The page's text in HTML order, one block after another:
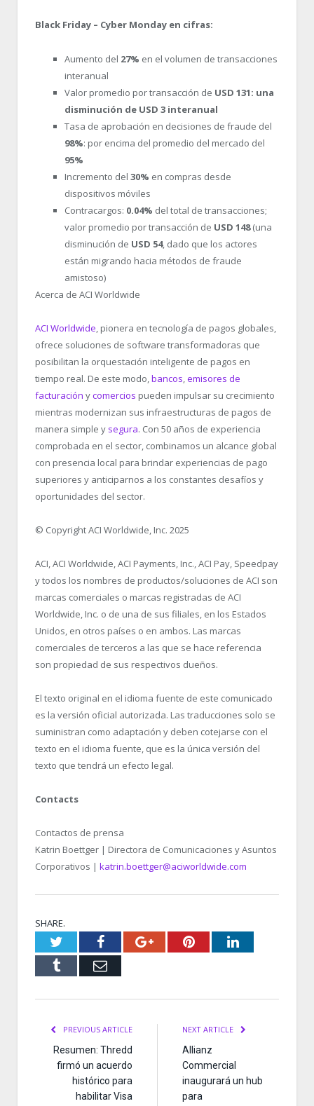
Black Friday – Cyber Monday en cifras:
Aumento del 27% en el volumen de transacciones
interanual
Valor promedio por transacción de USD 131: una
disminución de USD 3 interanual
Tasa de aprobación en decisiones de fraude del
98%: por encima del promedio del mercado del
95%
Incremento del 30% en compras desde
dispositivos móviles
Contracargos: 0.04% del total de transacciones;
valor promedio por transacción de USD 148(una
disminución de USD 54, dado que los actores
están migrando hacia métodos de fraude
amistoso)
Acerca de ACI Worldwide
ACI Worldwide, pionera en tecnología de pagos globales,
ofrece soluciones de software transformadoras que
posibilitan la orquestación inteligente de pagos en
tiempo real. De este modo,bancos,emisores de
facturación ycomercios pueden impulsar su crecimiento
mientras modernizan sus infraestructuras de pagos de
manera simple y segura. Con 50 años de experiencia
comprobada en el sector, combinamos un alcance global
con presencia local para brindar experiencias de pago
superiores y anticiparnos a los constantes desafíos y
oportunidades del sector.
© Copyright ACI Worldwide, Inc. 2025
ACI, ACI Worldwide, ACI Payments, Inc., ACI Pay, Speedpay
y todos los nombres de productos/soluciones de ACI son
marcas comerciales o marcas registradas de ACI
Worldwide, Inc. o de una de sus filiales, en los Estados
Unidos, en otros países o en ambos. Las marcas
comerciales de terceros a las que se hace referencia
son propiedad de sus respectivos dueños.
El texto original en el idioma fuente de este comunicado
es la versión oficial autorizada. Las traducciones solo se
suministran como adaptación y deben cotejarse con el
texto en el idioma fuente, que es la única versión del
texto que tendrá un efecto legal.
Contacts
Contactos de prensa
Katrin Boettger | Directora de Comunicaciones y Asuntos
Corporativos | katrin.boettger@aciworldwide.com
SHARE.
TwitterFacebookGoogle+PinterestLinkedIn
Tumblr Email
PREVIOUS ARTICLE
Resumen: Thredd
firmó un acuerdo
histórico para
habilitar Visa
NEXT ARTICLE
Allianz
Commercial
inaugurará un hub
para